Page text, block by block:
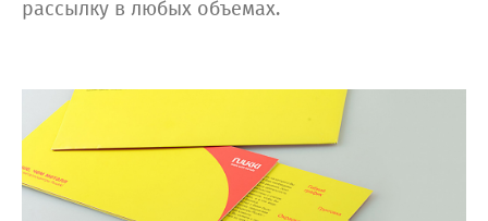
рассылку в любых объемах.